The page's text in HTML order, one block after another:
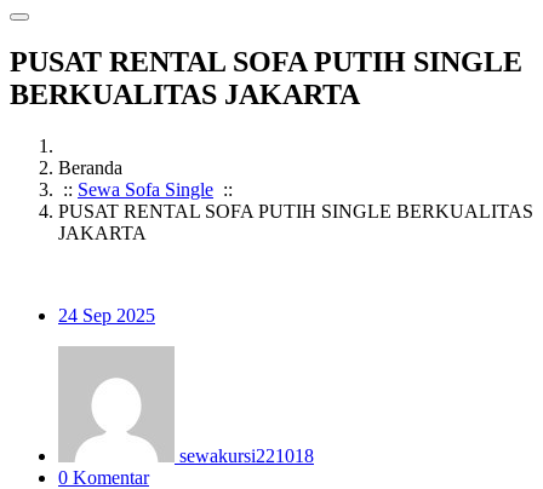
PUSAT RENTAL SOFA PUTIH SINGLE
BERKUALITAS JAKARTA
Beranda
:: Sewa Sofa Single ::
PUSAT RENTAL SOFA PUTIH SINGLE BERKUALITAS
JAKARTA
24 Sep 2025
sewakursi221018
0 Komentar